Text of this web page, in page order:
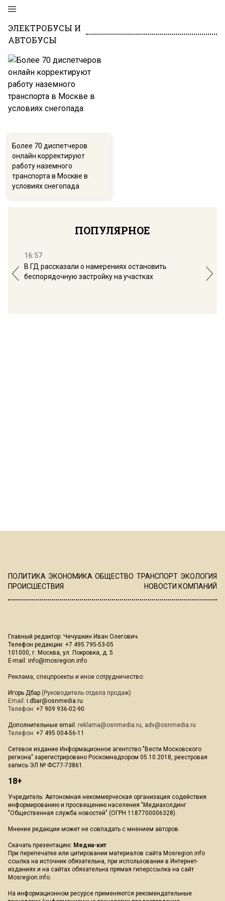
ЭЛЕКТРОБУСЫ И
АВТОБУСЫ
Более 70 диспетчеров
онлайн корректируют
работу наземного
транспорта в Москве в
условиях снегопада
ПОПУЛЯРНОЕ
16:57
В ГД рассказали о намерениях остановить
беспорядочную застройку на участках
ПОЛИТИКА ЭКОНОМИКА ОБЩЕСТВО ТРАНСПОРТ ЭКОЛОГИЯ
ПРОИСШЕСТВИЯ
НОВОСТИ КОМПАНИЙ
Главный редактор: Чечушкин Иван Олегович.
Телефон редакции: +7 495 795-53-05
101000, г. Москва, ул. Покровка, д. 5
E-mail: info@mosregion.info
Реклама, спецпроекты и иное сотрудничество:
Игорь Дбар (Руководитель отдела продаж)
Email: i.dbar@osnmedia.ru
Телефон: +7 909 936-02-90
Дополнительные email: reklama@osnmedia.ru, adv@osnmedia.ru
Телефон: +7 495 004-56-11
Сетевое издание Информационное агентство "Вести Московского
региона" зарегистрировано Роскомнадзором 05.10.2018, реестровая
запись ЭЛ № ФС77-73861.
18+
Учредитель: Автономная некоммерческая организация содействия
информированию и просвещению населения "Медиахолдинг
"Общественная служба новостей" (ОГРН 1187700006328).
Мнение редакции может не совпадать с мнением авторов.
Скачать презентацию: Медиа-кит
При перепечатке или цитировании материалов сайта Mosregion.info
ссылка на источник обязательна, при использовании в Интернет-
изданиях и на сайтах обязательна прямая гиперссылка на сайт
Mosregion.info.
На информационном ресурсе применяются рекомендательные